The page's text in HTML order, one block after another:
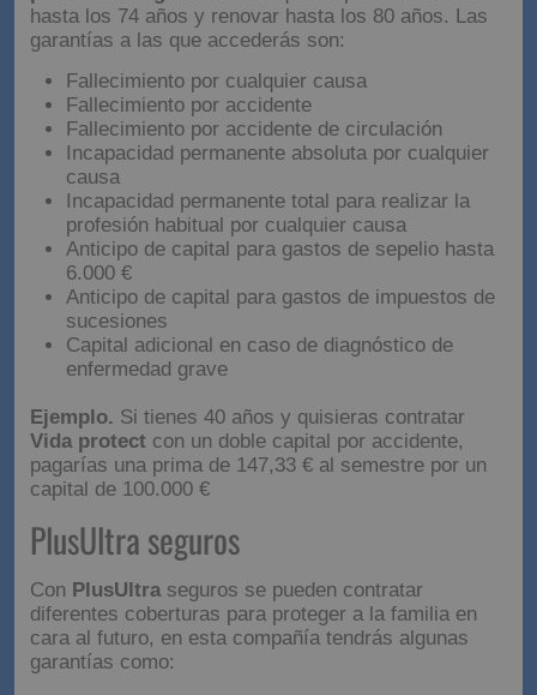
Con AXA tienes muchas ventajas, se trata deVida
protectun seguro de vidaque se puede contratar
garantías a las que accederás son:
Fallecimiento por cualquier causa
Fallecimiento por accidente
Fallecimiento por accidente de circulación
Incapacidad permanente absoluta por cualquier
causa
Incapacidad permanente total para realizar la
profesión habitual por cualquier causa
Anticipo de capital para gastos de sepelio hasta
6.000 €
Anticipo de capital para gastos de impuestos de
sucesiones
enfermedad grave
Ejemplo. Si tienes 40 años y quisieras contratar
Vida protectcon un doble capital por accidente,
capital de 100.000 €
PlusUltra seguros
Con PlusUltra seguros se pueden contratar
diferentes coberturas para proteger a la familia en